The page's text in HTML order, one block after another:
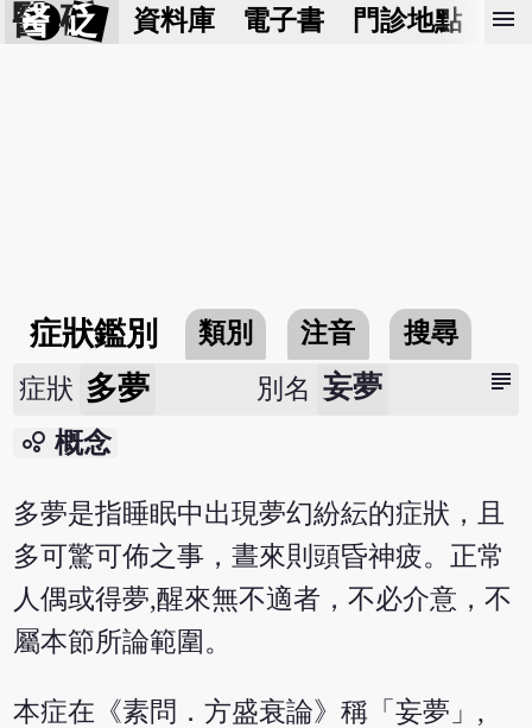
醫 砭 資料庫 電子書 門診地點 預
menu
症狀鑑別 類別 注音 搜尋
subject
症狀 多夢 別名 妄夢
bubble_chart 概念
多夢是指睡眠中出現夢幻紛紜的症狀，且
多可驚可佈之事，晝來則頭昏神疲。正常
人偶或得夢,醒來無不適者，不必介意，不
屬本節所論範圍。
本症在《素問．方盛衰論》稱「妄夢」,